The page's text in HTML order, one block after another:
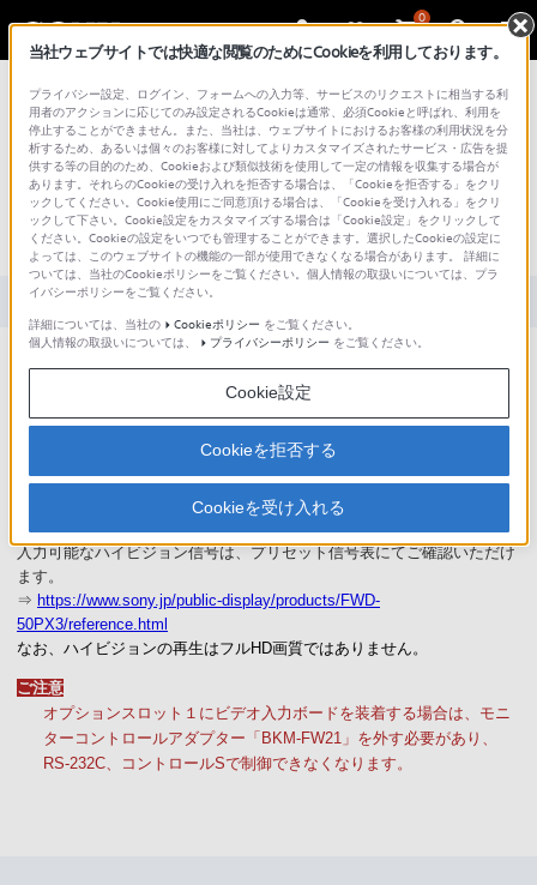
0
総合サポート・お問い合わせ
文書番号 : S1110278028072 / 最終更新日 : 2025/03/11
ハイビジョン信号を入力できますか？
標準装備のHD D-sub15ピンから、ハイビジョンのアナログコ
ンポーネント信号を入力します。
別売の入力ボードBKM-FW11（オープン価格）をオプション入
入力可能なハイビジョン信号は、プリセット信号表にてご確認いただけ
ます。
⇒ https://www.sony.jp/public-display/products/FWD-
50PX3/reference.html
なお、ハイビジョンの再生はフルHD画質ではありません。
ご注意
オプションスロット１にビデオ入力ボードを装着する場合は、モニ
ターコントロールアダプター「BKM-FW21」を外す必要があり、
RS-232C、コントロールSで制御できなくなります。
当社ウェブサイトでは快適な閲覧のためにCookieを利用しております。
プライバシー設定、ログイン、フォームへの入力等、サービスのリクエストに相当する利
用者のアクションに応じてのみ設定されるCookieは通常、必須Cookieと呼ばれ、利用を
停止することができません。また、当社は、ウェブサイトにおけるお客様の利用状況を分
析するため、あるいは個々のお客様に対してよりカスタマイズされたサービス・広告を提
供する等の目的のため、Cookieおよび類似技術を使用して一定の情報を収集する場合が
あります。それらのCookieの受け入れを拒否する場合は、「Cookieを拒否する」をクリ
ックしてください。Cookie使用にご同意頂ける場合は、「Cookieを受け入れる」をクリ
ックして下さい。Cookie設定をカスタマイズする場合は「Cookie設定」をクリックして
ください。Cookieの設定をいつでも管理することができます。選択したCookieの設定に
よっては、このウェブサイトの機能の一部が使用できなくなる場合があります。 詳細に
ついては、当社のCookieポリシーをご覧ください。個人情報の取扱いについては、プラ
イバシーポリシーをご覧ください。
詳細については、当社の
Cookieポリシー をご覧ください。
個人情報の取扱いについては、
プライバシーポリシー をご覧ください。
Cookie設定
Cookieを拒否する
Cookieを受け入れる